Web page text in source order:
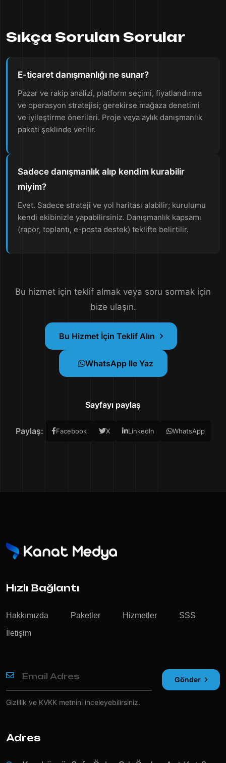
Sıkça Sorulan Sorular
E-ticaret danışmanlığı ne sunar?
Pazar ve rakip analizi, platform seçimi, fiyatlandırma
ve operasyon stratejisi; gerekirse mağaza denetimi
ve iyileştirme önerileri. Proje veya aylık danışmanlık
paketi şeklinde verilir.
Sadece danışmanlık alıp kendim kurabilir
miyim?
Evet. Sadece strateji ve yol haritası alabilir; kurulumu
kendi ekibinizle yapabilirsiniz. Danışmanlık kapsamı
(rapor, toplantı, e-posta destek) teklifte belirtilir.
Bu hizmet için teklif almak veya soru sormak için
bize ulaşın.
Bu Hizmet İçin Teklif Alın
WhatsApp Ile Yaz
Sayfayı paylaş
Paylaş: Facebook X LinkedIn WhatsApp
Hızlı Bağlantı
Hakkımızda Paketler Hizmetler SSS
İletişim
Gönder
Gizlilik ve KVKK metnini inceleyebilirsiniz.
Adres